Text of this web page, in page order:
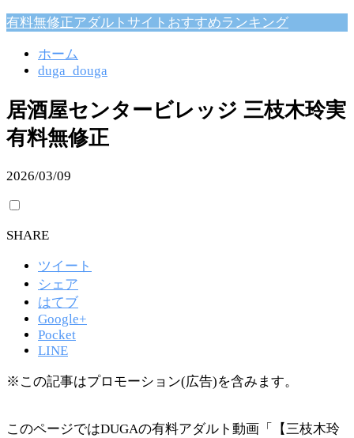
有料無修正アダルトサイトおすすめランキング
ホーム
duga_douga
居酒屋センタービレッジ 三枝木玲実
有料無修正
2026/03/09
SHARE
ツイート
シェア
はてブ
Google+
Pocket
LINE
※この記事はプロモーション(広告)を含みます。
このページではDUGAの有料アダルト動画「【三枝木玲